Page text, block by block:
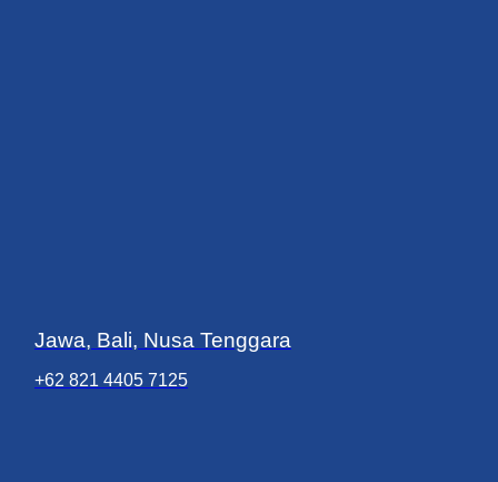
Jawa, Bali, Nusa Tenggara
+62 821 4405 7125